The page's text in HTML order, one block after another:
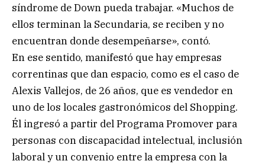
síndrome de Down pueda trabajar. «Muchos de
ellos terminan la Secundaria, se reciben y no
encuentran donde desempeñarse», contó.
En ese sentido, manifestó que hay empresas
correntinas que dan espacio, como es el caso de
Alexis Vallejos, de 26 años, que es vendedor en
uno de los locales gastronómicos del Shopping.
Él ingresó a partir del Programa Promover para
personas con discapacidad intelectual, inclusión
laboral y un convenio entre la empresa con la